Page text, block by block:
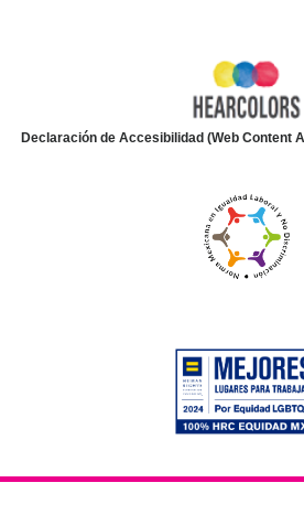
Declaración de Accesibilidad (Web Content